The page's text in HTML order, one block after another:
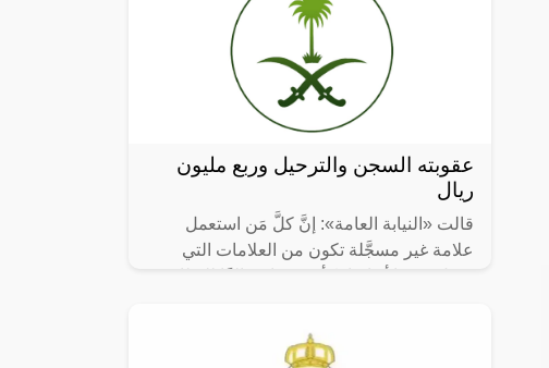
عقوبته السجن والترحيل وربع مليون
ريال
قالت «النيابة العامة»: إنَّ كلَّ مَن استعمل
علامة غير مسجَّلة تكون من العلامات التي